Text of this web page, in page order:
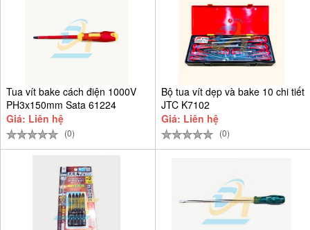
Tua vít bake cách điện 1000V
PH3x150mm Sata 61224
Giá: Liên hệ
(0)
Bộ tua vít dẹp và bake 10 chi tiết
JTC K7102
Giá: Liên hệ
(0)